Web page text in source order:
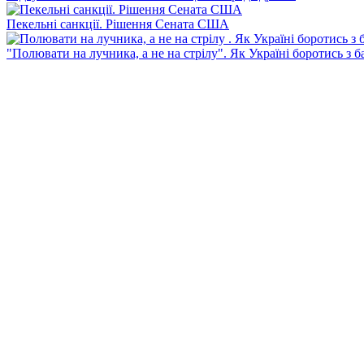
Пекельні санкції. Рішення Сената США
"Полювати на лучника, а не на стрілу". Як Україні боротись з